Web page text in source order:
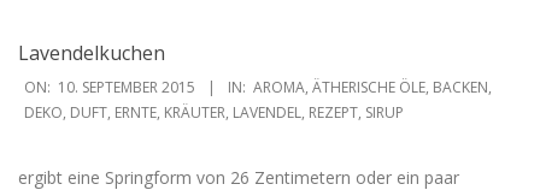
Lavendelkuchen
2015-
09-
ON: 10. SEPTEMBER 2015 IN: AROMA, ÄTHERISCHE ÖLE, BACKEN,
DEKO, DUFT, ERNTE, KRÄUTER, LAVENDEL, REZEPT, SIRUP
ergibt eine Springform von 26 Zentimetern oder ein paar